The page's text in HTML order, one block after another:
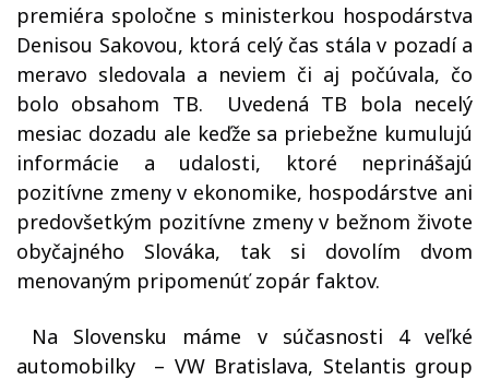
premiéra spoločne s ministerkou hospodárstva
Denisou Sakovou, ktorá celý čas stála v pozadí a
meravo sledovala a neviem či aj počúvala, čo
bolo obsahom TB.
Uvedená TB bola necelý
mesiac dozadu ale keďže sa priebežne kumulujú
informácie a udalosti, ktoré neprinášajú
pozitívne zmeny v ekonomike, hospodárstve ani
predovšetkým pozitívne zmeny v bežnom živote
obyčajného Slováka, tak si dovolím dvom
menovaným pripomenúť zopár faktov.
Na Slovensku máme v súčasnosti 4 veľké
automobilky
– VW Bratislava, Stelantis group